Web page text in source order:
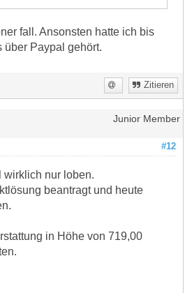
fall. Ansonsten hatte ich bis
über Paypal gehört.
Zitieren
Junior Member
#12
wirklich nur loben.
beantragt und heute
in Höhe von 719,00